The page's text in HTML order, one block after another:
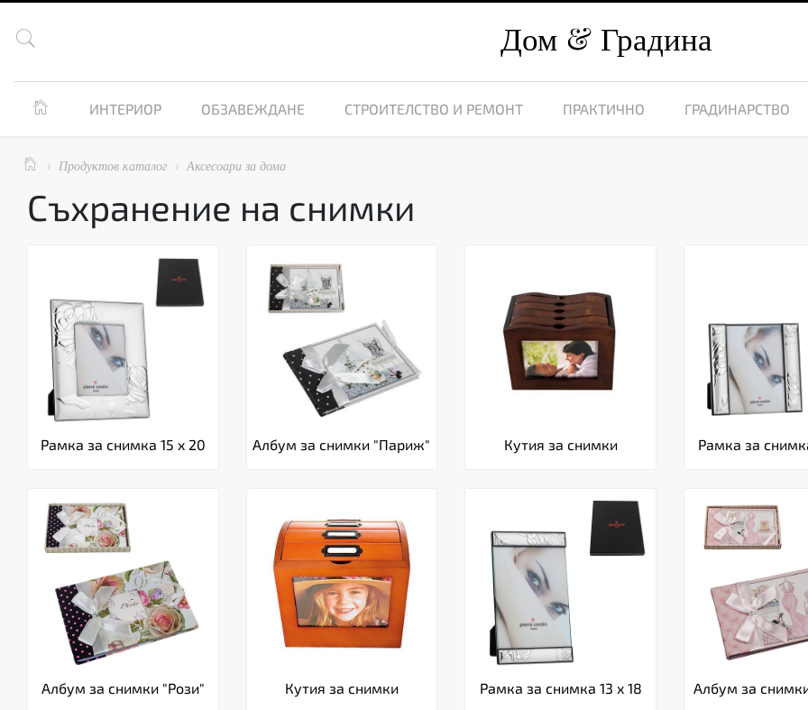
 Дом Градина
 ИНТЕРИОР ОБЗАВЕЖДАНЕ СТРОИТЕЛСТВО И РЕМОНТ ПРАКТИЧНО ГРАДИНАРСТВО
  Продуктов каталог  Аксесоари за дома
Съхранение на снимки
Рамка за снимка 15 x 20 Албум за снимки "Париж" Кутия за снимки Рамка за
Албум за снимки "Рози" Кутия за снимки Рамка за снимка 13 x 18 Албум за